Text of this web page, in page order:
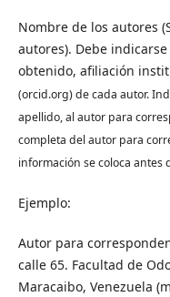
Nombre de los autores
autores). Debe
obtenido, afiliación
(orcid.org) de cada autor.
apellido, al autor para
completa del autor para
información se coloca antes
Ejemplo:
Autor para
calle 65. Facultad de
Maracaibo, Venezuela